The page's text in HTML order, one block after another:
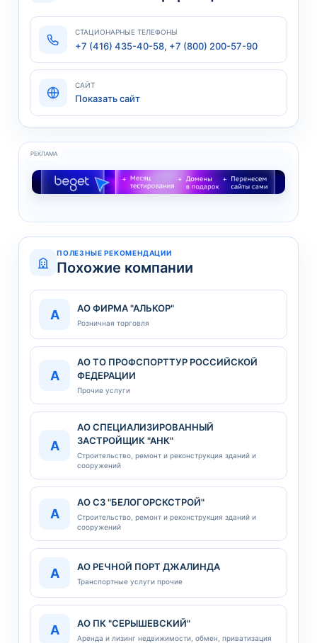
СТАЦИОНАРНЫЕ ТЕЛЕФОНЫ
+7 (416) 435-40-58, +7 (800) 200-57-90
САЙТ
Показать сайт
РЕКЛАМА
ПОЛЕЗНЫЕ РЕКОМЕНДАЦИИ
Похожие компании
А АО ФИРМА "АЛЬКОР"
Розничная торговля
А
АО ТО ПРОФСПОРТТУР РОССИЙСКОЙ
ФЕДЕРАЦИИ
Прочие услуги
А
АО СПЕЦИАЛИЗИРОВАННЫЙ
ЗАСТРОЙЩИК "АНК"
Строительство, ремонт и реконструкция зданий и
сооружений
А
АО СЗ "БЕЛОГОРСКСТРОЙ"
Строительство, ремонт и реконструкция зданий и
сооружений
А АО РЕЧНОЙ ПОРТ ДЖАЛИНДА
Транспортные услуги прочие
А АО ПК "СЕРЫШЕВСКИЙ"
Аренда и лизинг недвижимости, обмен, приватизация